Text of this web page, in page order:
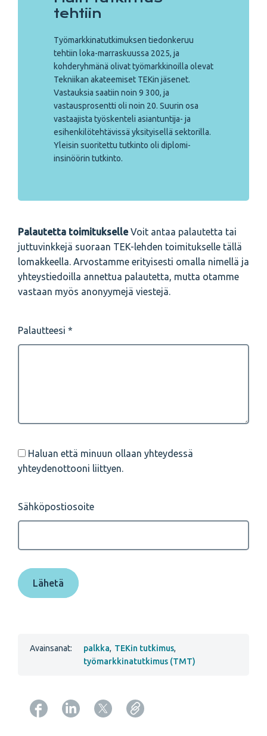
tehtiin
Työmarkkinatutkimuksen tiedonkeruu
tehtiin loka-marraskuussa 2025, ja
kohderyhmänä olivat työmarkkinoilla olevat
Tekniikan akateemiset TEKin jäsenet.
Vastauksia saatiin noin 9 300, ja
vastausprosentti oli noin 20. Suurin osa
vastaajista työskenteli asiantuntija- ja
esihenkilötehtävissä yksityisellä sektorilla.
Yleisin suoritettu tutkinto oli diplomi-
insinöörin tutkinto.
Palautetta toimitukselleVoit antaa palautetta tai
juttuvinkkejä suoraan TEK-lehden toimitukselle tällä
lomakkeella. Arvostamme erityisesti omalla nimellä ja
yhteystiedoilla annettua palautetta, mutta otamme
vastaan myös anonyymejä viestejä.
Palautteesi
Haluan että minuun ollaan yhteydessä
yhteydenottooni liittyen.
Sähköpostiosoite
Avainsanat: palkka, TEKin tutkimus,
työmarkkinatutkimus (TMT)